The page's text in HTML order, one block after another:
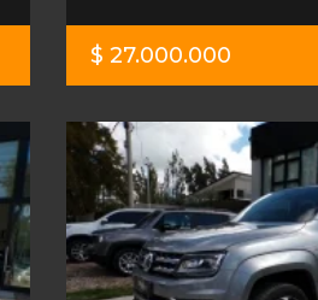
$ 27.000.000